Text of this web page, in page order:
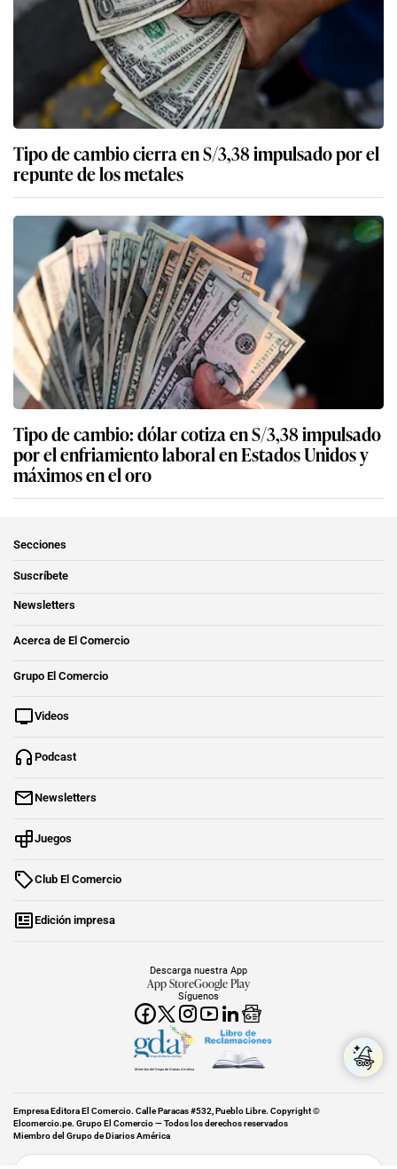
Tipo de cambio cierra en S/3,38 impulsado por el
repunte de los metales
Tipo de cambio: dólar cotiza en S/3,38 impulsado
por el enfriamiento laboral en Estados Unidos y
máximos en el oro
Secciones
Suscríbete
Newsletters
Acerca de El Comercio
Grupo El Comercio
Videos
Podcast
Newsletters
Juegos
Club El Comercio
Edición impresa
Síguenos
Descarga nuestra App
App StoreGoogle Play
Miembro del Grupo de Diarios América
Empresa Editora El Comercio. Calle Paracas #532, Pueblo Libre. Copyright ©
Elcomercio.pe. Grupo El Comercio — Todos los derechos reservados
Miembro del Grupo de Diarios América